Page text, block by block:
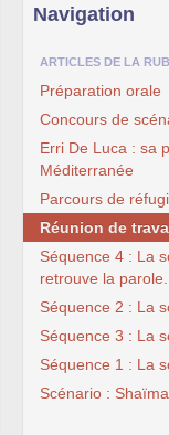
Navigation
ARTICLES DE LA
Préparation orale
Concours de
Erri De Luca : sa
Méditerranée
Parcours de
Réunion de
Séquence 4 : La
retrouve la parole.
Séquence 2 : La
Séquence 3 : La
Séquence 1 : La
Scénario :